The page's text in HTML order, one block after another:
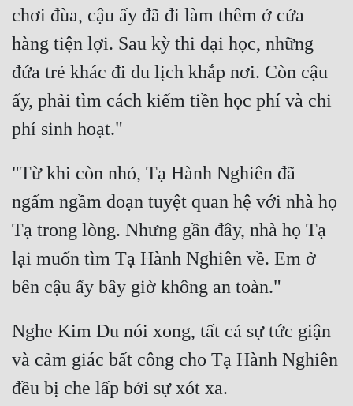
Quân Sự
Sảng Văn
Sủng
Tiên Hiệp
Tiểu Thuyết
Triều Đấu
Trọng Sinh
chơi đùa, cậu ấy đã đi làm thêm ở cửa
hàng tiện lợi. Sau kỳ thi đại học, những
đứa trẻ khác đi du lịch khắp nơi. Còn cậu
ấy, phải tìm cách kiếm tiền học phí và chi
"Từ khi còn nhỏ, Tạ Hành Nghiên đã
ngấm ngầm đoạn tuyệt quan hệ với nhà họ
Tạ trong lòng. Nhưng gần đây, nhà họ Tạ
lại muốn tìm Tạ Hành Nghiên về. Em ở
Nghe Kim Du nói xong, tất cả sự tức giận
và cảm giác bất công cho Tạ Hành Nghiên